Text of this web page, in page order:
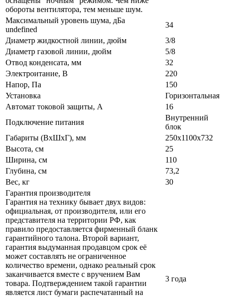
обороты вентилятора, тем меньше шум.
Максимальный уровень шума, дБа
undefined
34
Диаметр жидкостной линии, дюйм
3/8
Диаметр газовой линии, дюйм
5/8
Отвод конденсата, мм
32
Электроитание, В
220
Напор, Па
150
Установка
Горизонтальная
Автомат токовой защиты, А
16
Подключение питания
Внутренний
блок
Габариты (ВxШxГ), мм
250х1100x732
Высота, см
25
Ширина, см
110
Глубина, см
73,2
Вес, кг
30
Гарантия производителя
Гарантия на технику бывает двух видов:
официальная, от производителя, или его
представителя на территории РФ, как
правило предоставляется фирменный бланк
гарантийного талона. Второй вариант,
гарантия выдуманная продавцом срок её
может составлять не ограниченное
количество времени, однако реальный срок
заканчивается вместе с вручением Вам
товара. Подтверждением такой гарантии
является лист бумаги распечатанный на
3 года